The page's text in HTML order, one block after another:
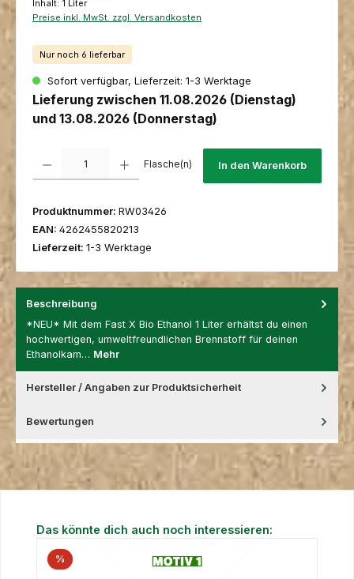
Inhalt: 1 Liter
Preise inkl. MwSt. zzgl. Versandkosten
Nur noch 6 lieferbar
Sofort verfügbar, Lieferzeit: 1-3 Werktage
Lieferung zwischen 11.08.2026 (Dienstag)
und 13.08.2026 (Donnerstag)
Flasche(n) In den Warenkorb
Produktnummer: RW03426
EAN: 4262455820213
Lieferzeit: 1-3 Werktage
Beschreibung
*NEU* Mit dem Fast X Bio Ethanol 1 Liter erhältst du einen
hochwertigen, umweltfreundlichen Brennstoff für deinen
Ethanolkam… Mehr
Hersteller / Angaben zur Produktsicherheit
Bewertungen
Produktgalerie überspringen
Das könnte dich auch noch interessieren:
%